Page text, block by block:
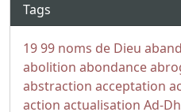
Tags
1999 noms de Dieu
abolition abondance
abstraction acceptation
action actualisation Ad-